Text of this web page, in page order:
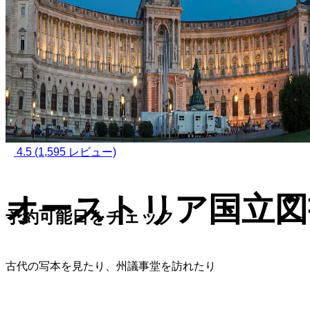
4.5 (1,595 レビュー)
オーストリア国立
古代の写本を見たり、州議事堂を訪れたり
予約可能日をチェック